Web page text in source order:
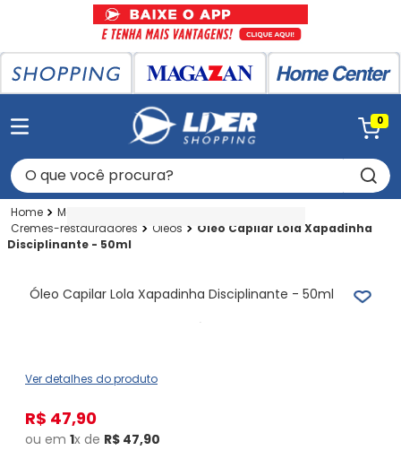
0
O que você procura?
Magazan
Cremes-restauradores
Oleos
Óleo Capilar Lola Xapadinha
Disciplinante - 50ml
Óleo Capilar Lola Xapadinha Disciplinante - 50ml
Ver detalhes do produto
R$ 47,90
ou em 1x de R$ 47,90